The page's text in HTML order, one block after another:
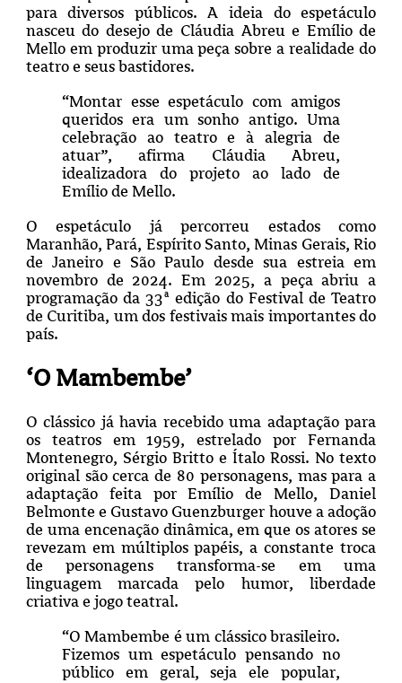
para diversos públicos. A ideia do espetáculo
nasceu do desejo de Cláudia Abreu e Emílio de
Mello em produzir uma peça sobre a realidade do
teatro e seus bastidores.
“Montar esse espetáculo com amigos
queridos era um sonho antigo. Uma
celebração ao teatro e à alegria de
atuar”, afirma Cláudia Abreu,
idealizadora do projeto ao lado de
Emílio de Mello.
O espetáculo já percorreu estados como
Maranhão, Pará, Espírito Santo, Minas Gerais, Rio
de Janeiro e São Paulo desde sua estreia em
novembro de 2024. Em 2025, a peça abriu a
programação da 33ª edição do Festival de Teatro
de Curitiba, um dos festivais mais importantes do
país.
‘O Mambembe’
O clássico já havia recebido uma adaptação para
os teatros em 1959, estrelado por Fernanda
Montenegro, Sérgio Britto e Ítalo Rossi. No texto
original são cerca de 80 personagens, mas para a
adaptação feita por Emílio de Mello, Daniel
Belmonte e Gustavo Guenzburger houve a adoção
de uma encenação dinâmica, em que os atores se
revezam em múltiplos papéis, a constante troca
de personagens transforma-se em uma
linguagem marcada pelo humor, liberdade
criativa e jogo teatral.
“O Mambembe é um clássico brasileiro.
Fizemos um espetáculo pensando no
público em geral, seja ele popular,